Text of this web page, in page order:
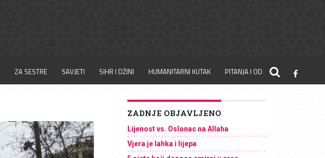
ZA SESTRE SAVJETI SIHR I DŽINI HUMANITARNI KUTAK PITANJA I ODGOVORI
ZADNJE OBJAVLJENO
Lijenost vs. Oslonac na Allaha
Vjera je lahka i lijepa